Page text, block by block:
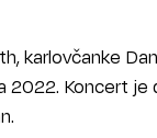
karlovčanke
2022. Koncert je